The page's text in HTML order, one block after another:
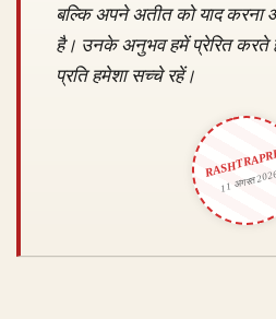
बल्कि अपने अतीत को याद
है। उनके अनुभव हमें प्रेरित
प्रति हमेशा सच्चे रहें।
11 अगस्त